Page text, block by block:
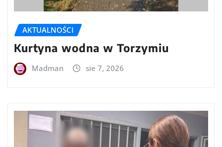
AKTUALNOŚCI
Kurtyna wodna w Torzymiu
Madman sie 7, 2026